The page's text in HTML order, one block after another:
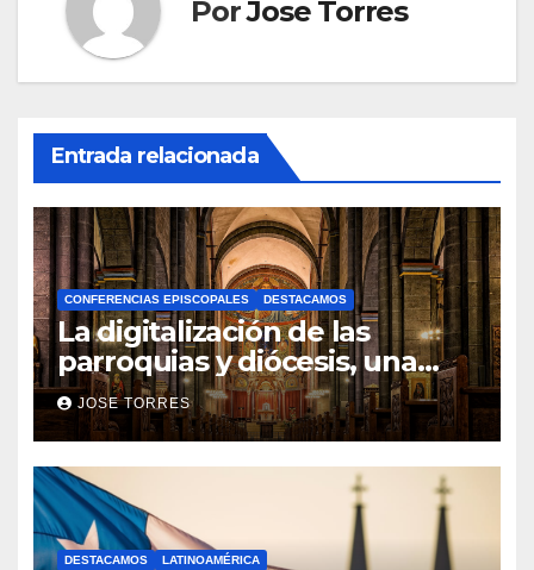
PorJose Torres
Entrada relacionada
CONFERENCIAS EPISCOPALES DESTACAMOS
La digitalización de las
parroquias y diócesis, una
realidad ya para el futuro de
la Iglesia
JOSE TORRES
DESTACAMOS LATINOAMÉRICA